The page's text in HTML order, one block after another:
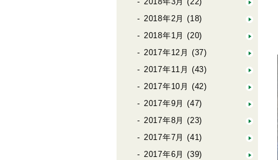
2018年2月 (18)
2018年1月 (20)
2017年12月 (37)
2017年11月 (43)
2017年10月 (42)
2017年9月 (47)
2017年8月 (23)
2017年7月 (41)
2017年6月 (39)